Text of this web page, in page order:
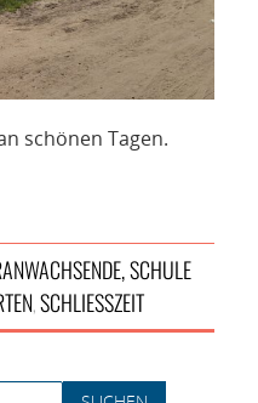
schönen Tagen.
SCHULE
,SCHLIESSZEIT